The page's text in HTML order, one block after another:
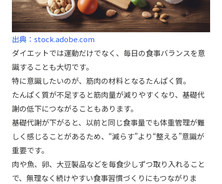
出典：stock.adobe.com
ダイエットでは運動だけでなく、毎日の食事バランスを意
識することも大切です。
特に意識したいのが、筋肉の材料となるたんぱく質。
たんぱく質が不足すると筋肉量が減りやすくなり、基礎代
謝の低下につながることもあります。
基礎代謝が下がると、以前と同じ食事量でも体重管理が難
しく感じることがあるため、“減らす”より“整える”意識が
重要です。
肉や魚、卵、大豆製品などを毎食少しずつ取り入れること
で、無理なく続けやすい食事習慣づくりにもつながりま